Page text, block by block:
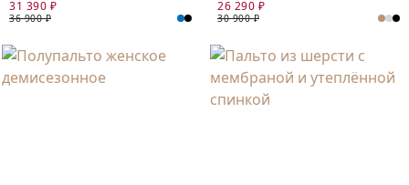
ШЕРСТИ С МЕМБРАНОЙ
31 390 ₽
36 900 ₽
МЕМБРАНОЙ
26 290 ₽
30 900 ₽